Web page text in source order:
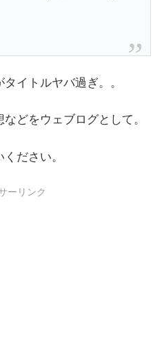
イトルヤバ過ぎ。。
どをウェブログとして。
ださい。
ーリンク